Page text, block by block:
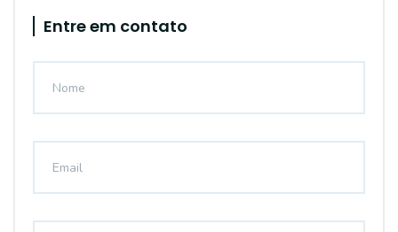
Entre em contato